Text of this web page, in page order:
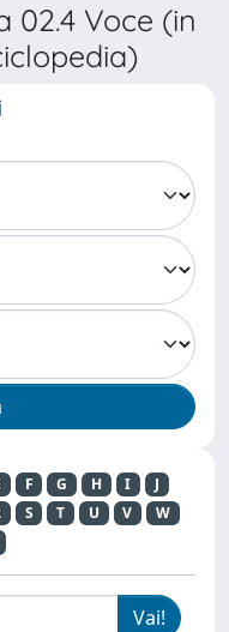
02.4 Voce (in
F G H I
J
S T U V
W